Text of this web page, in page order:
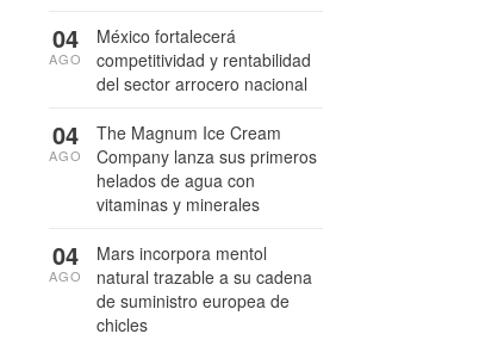
México fortalecerá
competitividad y rentabilidad
del sector arrocero nacional
04
AGO
The Magnum Ice Cream
Company lanza sus primeros
helados de agua con
vitaminas y minerales
04
AGO
Mars incorpora mentol
natural trazable a su cadena
de suministro europea de
chicles
04
AGO